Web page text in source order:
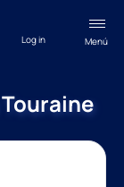
Menú
Log in